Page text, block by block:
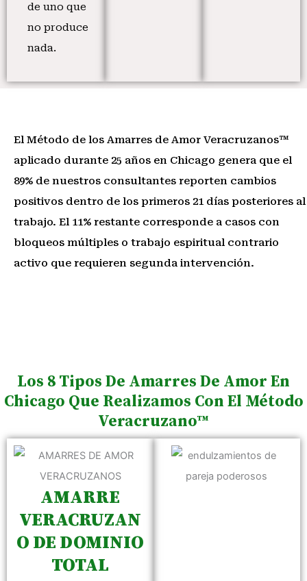
de uno que
no produce
nada.
El Método de los Amarres de Amor Veracruzanos™
aplicado durante 25 años en Chicago genera que el
89% de nuestros consultantes reporten cambios
positivos dentro de los primeros 21 días posteriores al
trabajo. El 11% restante corresponde a casos con
bloqueos múltiples o trabajo espiritual contrario
activo que requieren segunda intervención.
Los 8 Tipos De Amarres De Amor En
Chicago Que Realizamos Con El Método
Veracruzano™
AMARRE
VERACRUZAN
O DE DOMINIO
TOTAL